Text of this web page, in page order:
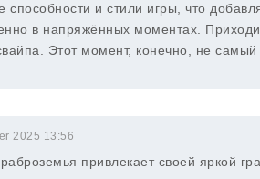
способности и стили игры, что
в напряжённых моментах.
Этот момент, конечно, не
2025 13:56
привлекает своей яркой